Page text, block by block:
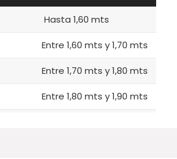
Hasta 1,60 mts
Entre 1,60 mts y 1,70 mts
Entre 1,70 mts y 1,80 mts
Entre 1,80 mts y 1,90 mts